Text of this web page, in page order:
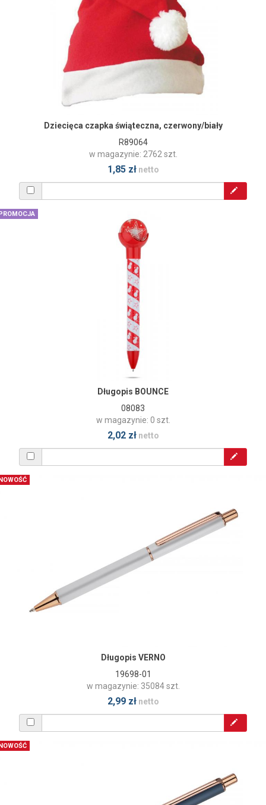
Dziecięca czapka świąteczna, czerwony/biały
R89064
w magazynie: 2762 szt.
1,85 złnetto
Długopis BOUNCE
08083
w magazynie: 0 szt.
2,02 złnetto
Długopis VERNO
19698-01
w magazynie: 35084 szt.
2,99 złnetto